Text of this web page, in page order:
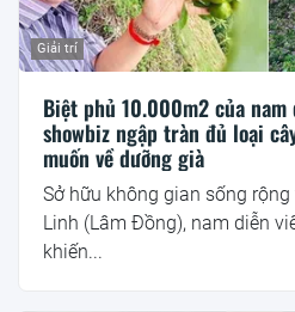
Giải trí
Biệt phủ 10.000m2 của
showbiz ngập tràn đủ loại
muốn về dưỡng già
Sở hữu không gian sống
Linh (Lâm Đồng), nam diễn
khiến...